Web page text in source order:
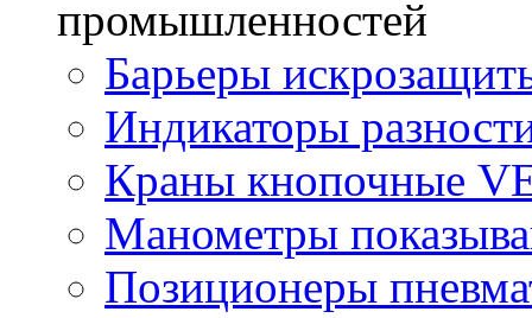
промышленностей
Барьеры
Индикаторы
Краны кнопочные
Манометры
Позиционеры